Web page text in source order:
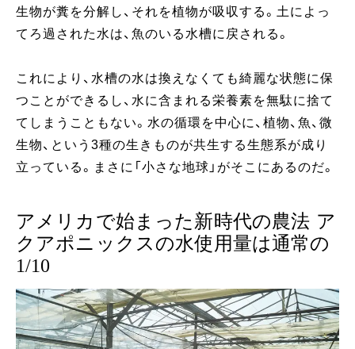
生物が糞を分解し、それを植物が吸収する。土によっ
てろ過された水は、魚のいる水槽に戻される。
これにより、水槽の水は換えなくても綺麗な状態に保
つことができるし、水に含まれる栄養素を無駄に捨て
てしまうこともない。水の循環を中心に、植物、魚、微
生物、という3種の生きものが共生する生態系が成り
立っている。まさに「小さな地球」がそこにあるのだ。
アメリカで始まった新時代の農法 ア
クアポニックスの水使用量は通常の
1/10